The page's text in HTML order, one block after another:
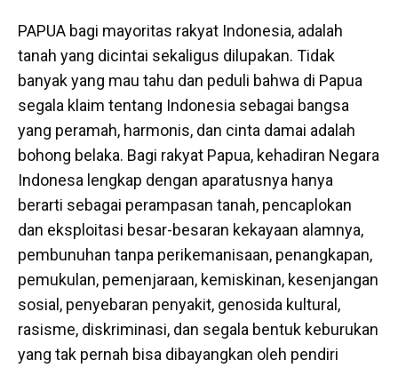
PAPUA bagi mayoritas rakyat Indonesia, adalah
tanah yang dicintai sekaligus dilupakan. Tidak
banyak yang mau tahu dan peduli bahwa di Papua
segala klaim tentang Indonesia sebagai bangsa
yang peramah, harmonis, dan cinta damai adalah
bohong belaka. Bagi rakyat Papua, kehadiran Negara
Indonesa lengkap dengan aparatusnya hanya
berarti sebagai perampasan tanah, pencaplokan
dan eksploitasi besar-besaran kekayaan alamnya,
pembunuhan tanpa perikemanisaan, penangkapan,
pemukulan, pemenjaraan, kemiskinan, kesenjangan
sosial, penyebaran penyakit, genosida kultural,
rasisme, diskriminasi, dan segala bentuk keburukan
yang tak pernah bisa dibayangkan oleh pendiri